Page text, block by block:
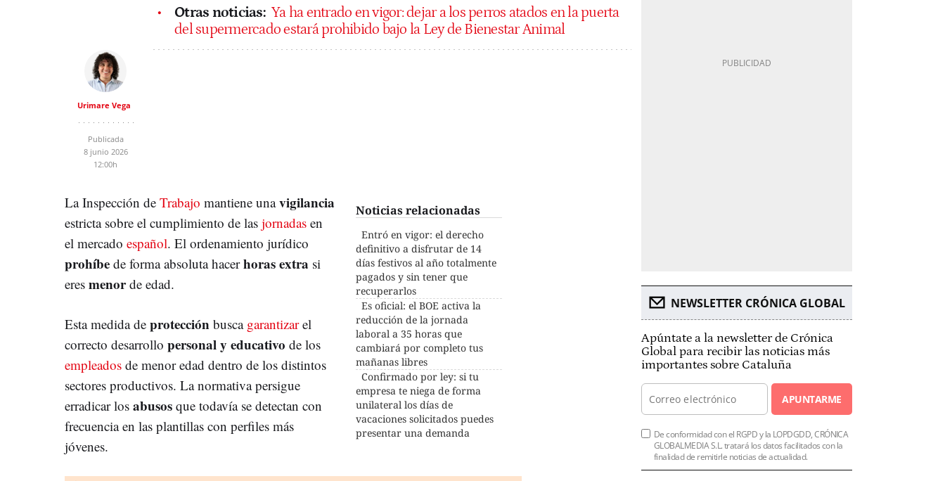
Otras noticias: Ya ha entrado en vigor: dejar a los perros atados en la puerta
del supermercado estará prohibido bajo la Ley de Bienestar Animal
Urimare Vega
Publicada
8 junio 2026
12:00h
Noticias relacionadas
Entró en vigor: el derecho
definitivo a disfrutar de 14
días festivos al año totalmente
pagados y sin tener que
recuperarlos
Es oficial: el BOE activa la
reducción de la jornada
laboral a 35 horas que
cambiará por completo tus
mañanas libres
Confirmado por ley: si tu
empresa te niega de forma
unilateral los días de
vacaciones solicitados puedes
presentar una demanda
La Inspección de Trabajo mantiene unavigilancia
estricta sobre el cumplimiento de las jornadas en
el mercado español. El ordenamiento jurídico
prohíbe de forma absoluta hacerhoras extra si
eres menorde edad.
Esta medida de protección busca garantizarel
correcto desarrollo personal y educativo de los
empleados de menor edad dentro de los distintos
sectores productivos. La normativa persigue
erradicar los abusos que todavía se detectan con
frecuencia en las plantillas con perfiles más
jóvenes.
NEWSLETTER CRÓNICA GLOBAL
Apúntate a la newsletter de Crónica
Global para recibir las noticias más
importantes sobre Cataluña
APUNTARME
De conformidad con el RGPD y la LOPDGDD, CRÓNICA
GLOBALMEDIA S.L. tratará los datos facilitados con la
finalidad de remitirle noticias de actualidad.